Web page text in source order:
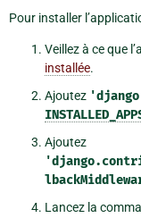
Pour installer
Veillez à ce que
installée.
Ajoutez
Ajoutez
Lancez la